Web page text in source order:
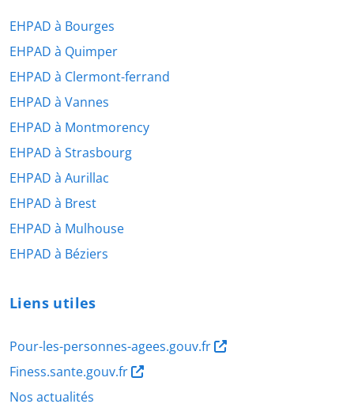
EHPAD à Bourges
EHPAD à Quimper
EHPAD à Clermont-ferrand
EHPAD à Vannes
EHPAD à Montmorency
EHPAD à Strasbourg
EHPAD à Aurillac
EHPAD à Brest
EHPAD à Mulhouse
EHPAD à Béziers
Liens utiles
Pour-les-personnes-agees.gouv.fr
Finess.sante.gouv.fr
Nos actualités